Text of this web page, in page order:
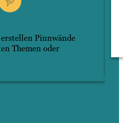
Pinnwände
Themen oder